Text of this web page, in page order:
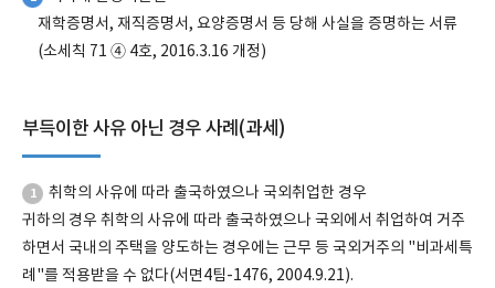
재학증명서, 재직증명서, 요양증명서 등 당해 사실을 증명하는 서류
(소세칙 71 ④ 4호, 2016.3.16 개정)
부득이한 사유 아닌 경우 사례(과세)
1
취학의 사유에 따라 출국하였으나 국외취업한 경우
귀하의 경우 취학의 사유에 따라 출국하였으나 국외에서 취업하여 거주
하면서 국내의 주택을 양도하는 경우에는 근무 등 국외거주의 "비과세특
례"를 적용받을 수 없다(서면4팀-1476, 2004.9.21).